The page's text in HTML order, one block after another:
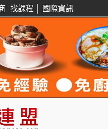
找課程 國際資訊